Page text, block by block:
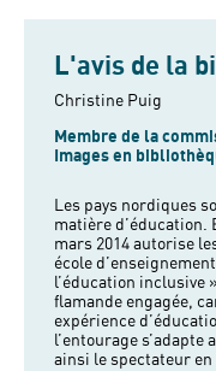
L'avis de la
Christine Puig
Membre de la
Images en
Les pays nordiques
matière d’éducation.
mars 2014 autorise
école
l’éducation inclusive
flamande engagée,
expérience
l’entourage
ainsi le spectateur